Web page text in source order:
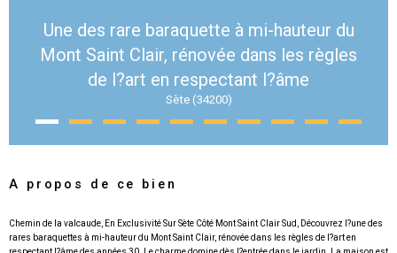
Une des rare baraquette à mi-hauteur du
Mont Saint Clair, rénovée dans les règles
de l?art en respectant l?âme
Sète (34200)
A propos de ce bien
Chemin de la valcaude, En Exclusivité Sur Sète Côté Mont Saint Clair Sud, Découvrez l?une des
rares baraquettes à mi-hauteur du Mont Saint Clair, rénovée dans les règles de l?art en